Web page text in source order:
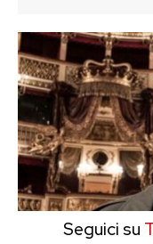
Seguici su